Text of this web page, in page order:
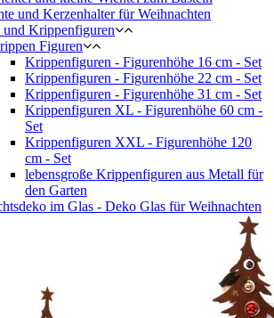
und Kerzenhalter für Weihnachten
Krippenfiguren
Figuren
Krippenfiguren - Figurenhöhe 16 cm - Set
Krippenfiguren - Figurenhöhe 22 cm - Set
Krippenfiguren - Figurenhöhe 31 cm - Set
Krippenfiguren XL - Figurenhöhe 60 cm -
Set
Krippenfiguren XXL - Figurenhöhe 120
cm - Set
lebensgroße Krippenfiguren aus Metall für
den Garten
im Glas - Deko Glas für Weihnachten